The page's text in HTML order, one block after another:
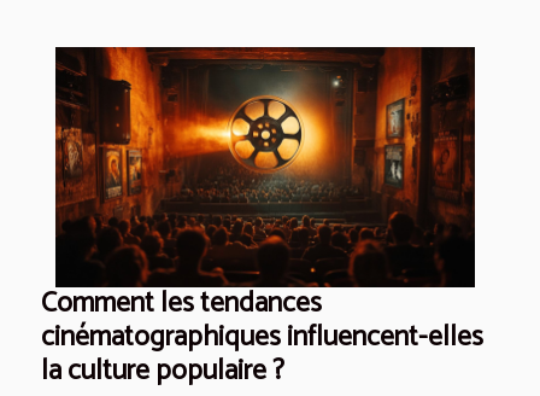
Comment les tendances
cinématographiques influencent-elles
la culture populaire ?